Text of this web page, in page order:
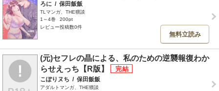
ろに / 保田飯飯
TLマンガ、THE猥談
1～4巻
200pt
レビュー投稿数0件
無料立読み
(元)セフレの晶による、私のための逆襲報復わか
らせえっち【R版】
こぽりヌち / 保田飯飯
アダルトマンガ、THE猥談